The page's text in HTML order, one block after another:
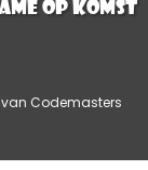
op komst
Codemasters